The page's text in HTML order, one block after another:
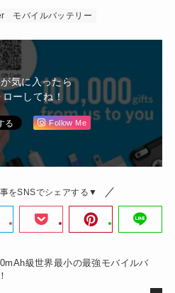
モバイルバッテリー
気に入ったら
ーしてね！
Follow Me
をSNSでシェアする▼
級世界最小の最強モバイルバ